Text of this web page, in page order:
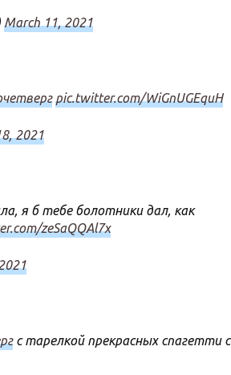
March 11, 2021
pic.twitter.com/WiGnUGEquH
2021
я б тебе болотники дал, как
zeSaQQAl7x
с тарелкой прекрасных спагетти с